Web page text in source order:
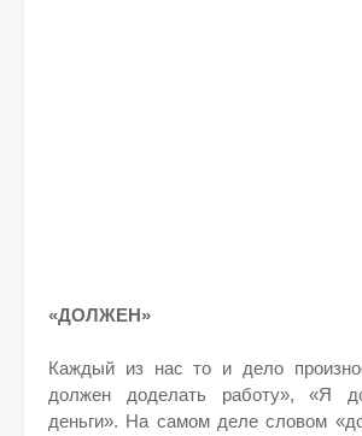
«ДОЛЖЕН»
Каждый из нас то и дело
должен доделать работу», «Я
деньги». На самом деле словом